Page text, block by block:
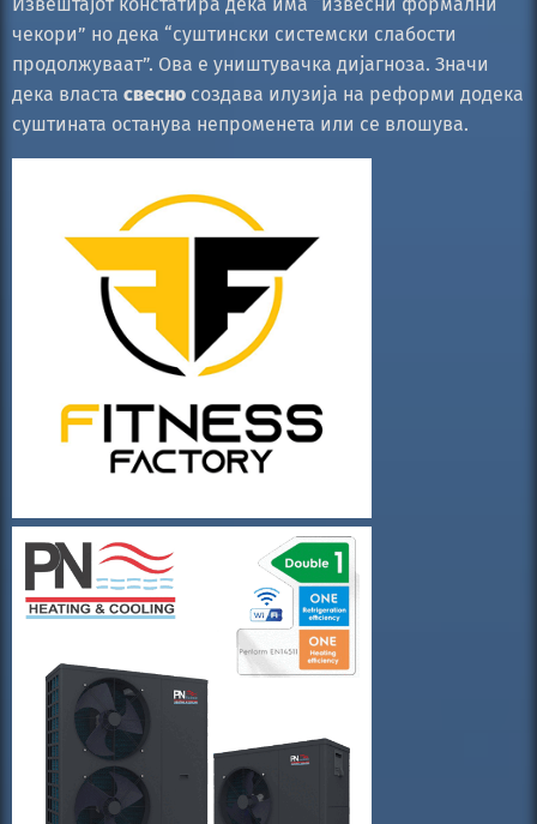
чекори” но дека “суштински системски слабости
продолжуваат”. Ова е уништувачка дијагноза. Значи
дека власта свесно создава илузија на реформи додека
суштината останува непроменета или се влошува.